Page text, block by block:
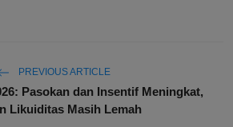
PREVIOUS ARTICLE
Pasokan dan Insentif Meningkat,
Likuiditas Masih Lemah